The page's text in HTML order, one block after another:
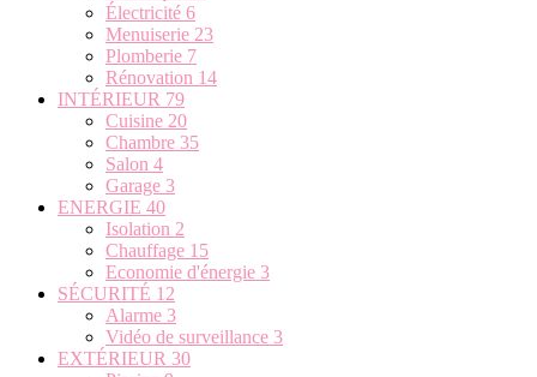
Électricité 6
Menuiserie 23
Plomberie 7
Rénovation 14
INTÉRIEUR 79
Cuisine 20
Chambre 35
Salon 4
Garage 3
ENERGIE 40
Isolation 2
Chauffage 15
Economie d'énergie 3
SÉCURITÉ 12
Alarme 3
Vidéo de surveillance 3
EXTÉRIEUR 30